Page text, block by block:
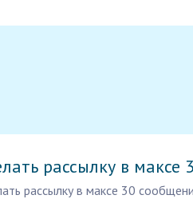
рассылку в максе
рассылку в максе 30